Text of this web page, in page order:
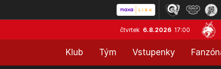
čtvrtek 6.8.2026 17:00
Klub Tým Vstupenky